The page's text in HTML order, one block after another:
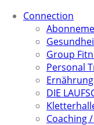
Connection
Group
Personal
DIE
Coaching